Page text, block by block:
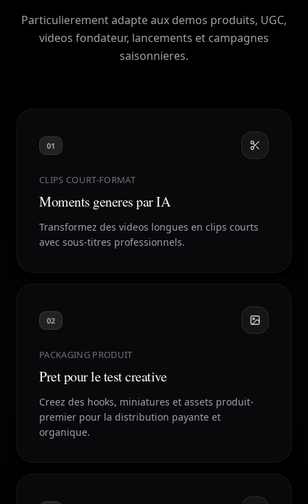
Particulierement adapte aux demos produits, UGC,
videos fondateur, lancements et campagnes
saisonnieres.
01
CLIPS COURT-FORMAT
Moments generes par IA
Transformez des videos longues en clips courts
avec sous-titres professionnels.
02
PACKAGING PRODUIT
Pret pour le test creative
Creez des hooks, miniatures et assets produit-
premier pour la distribution payante et
organique.